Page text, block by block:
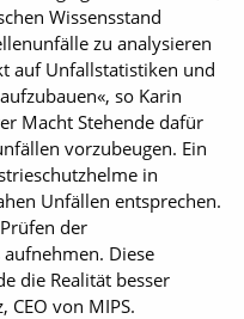
Wissensstand
zu analysieren
auf Unfallstatistiken und
so Karin
Macht Stehende dafür
vorzubeugen. Ein
in
Unfällen entsprechen.
der
Diese
die Realität besser
von MIPS.